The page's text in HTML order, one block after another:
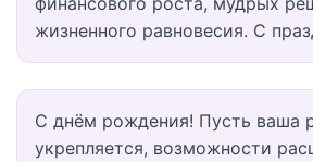
жизненного равновесия. С
С днём рождения! Пусть ваша
укрепляется, возможности